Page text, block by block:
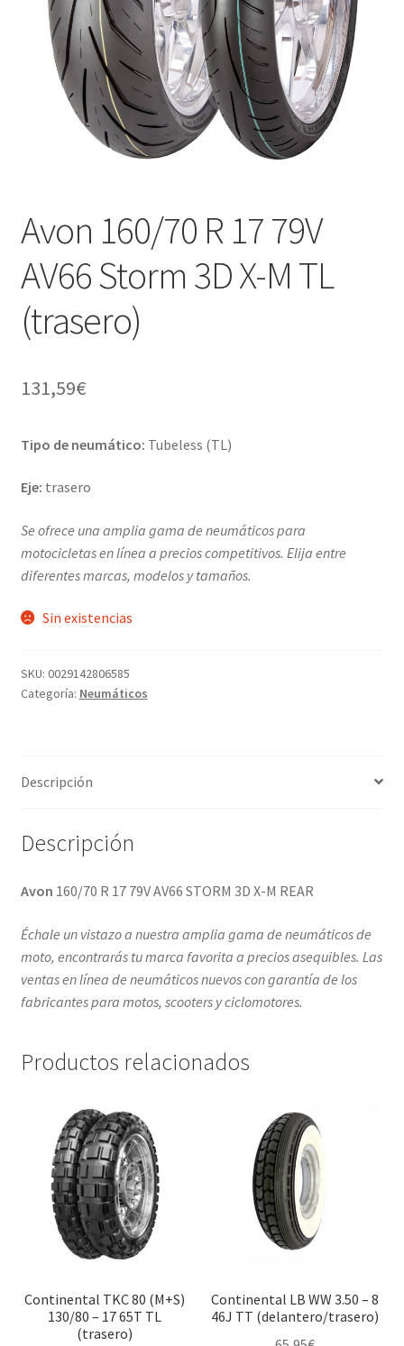
Avon 160/70 R 17 79V
AV66 Storm 3D X-M TL
(trasero)
131,59€
Tipo de neumático: Tubeless (TL)
Eje: trasero
Se ofrece una amplia gama de neumáticos para
motocicletas en línea a precios competitivos. Elija entre
diferentes marcas, modelos y tamaños.
Sin existencias
SKU: 0029142806585
Categoría: Neumáticos
Descripción
Descripción
Avon 160/70 R 17 79V AV66 STORM 3D X-M REAR
Échale un vistazo a nuestra amplia gama de neumáticos de
moto, encontrarás tu marca favorita a precios asequibles. Las
ventas en línea de neumáticos nuevos con garantía de los
fabricantes para motos, scooters y ciclomotores.
Productos relacionados
Continental TKC 80 (M+S)
130/80 – 17 65T TL
(trasero)
Continental LB WW 3.50 – 8
46J TT (delantero/trasero)